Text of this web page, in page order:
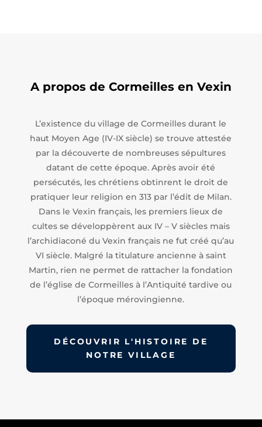
A propos de Cormeilles en Vexin
L’existence du village de Cormeilles durant le
haut Moyen Age (IV-IX siècle) se trouve attestée
par la découverte de nombreuses sépultures
datant de cette époque. Après avoir été
persécutés, les chrétiens obtinrent le droit de
pratiquer leur religion en 313 par l’édit de Milan.
Dans le Vexin français, les premiers lieux de
cultes se développèrent aux IV – V siècles mais
l’archidiaconé du Vexin français ne fut créé qu’au
VI siècle. Malgré la titulature ancienne à saint
Martin, rien ne permet de rattacher la fondation
de l’église de Cormeilles à l’Antiquité tardive ou
l’époque mérovingienne.
DÉCOUVRIR L'HISTOIRE DE
NOTRE VILLAGE